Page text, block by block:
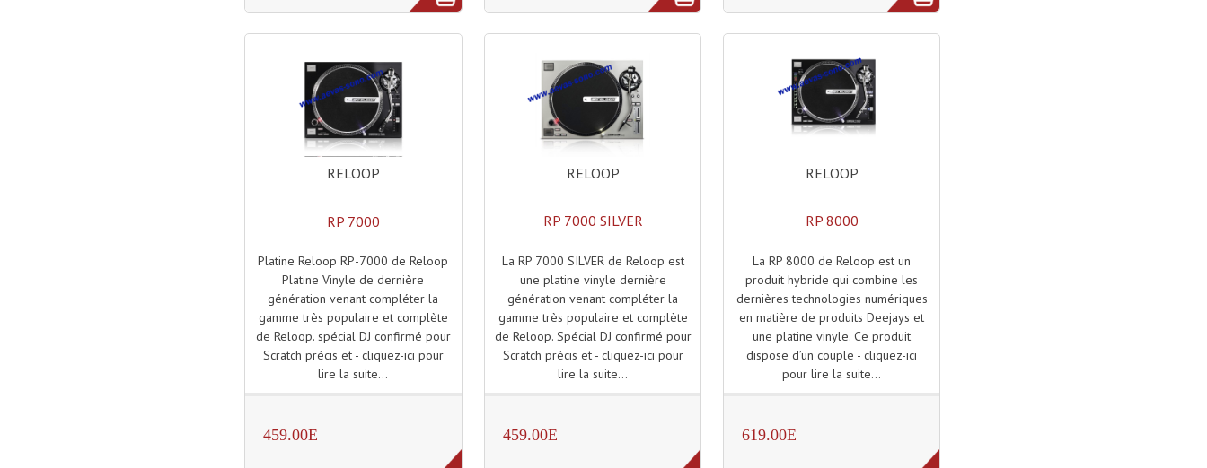
RELOOP
RP 7000
Platine Reloop RP-7000 de Reloop
Platine Vinyle de dernière
génération venant compléter la
gamme très populaire et complète
de Reloop. spécial DJ confirmé pour
Scratch précis et - cliquez-ici pour
lire la suite...
459.00E
RELOOP
RP 7000 SILVER
La RP 7000 SILVER de Reloop est
une platine vinyle dernière
génération venant compléter la
gamme très populaire et complète
de Reloop. Spécial DJ confirmé pour
Scratch précis et - cliquez-ici pour
lire la suite...
459.00E
RELOOP
RP 8000
La RP 8000 de Reloop est un
produit hybride qui combine les
dernières technologies numériques
en matière de produits Deejays et
une platine vinyle. Ce produit
dispose d’un couple - cliquez-ici
pour lire la suite...
619.00E